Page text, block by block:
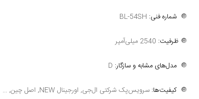
🔘شماره فنی:
🔘ظرفیت:
🔘مدل‌های مشابه و سازگار:
🔘کیفیت‌ها: سرویس‌پک شرکتی ال‌جی, اورجینال NEW, اصل چین, ...